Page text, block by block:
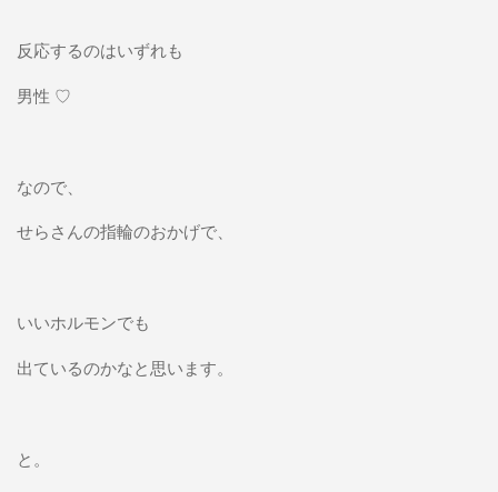
反応するのはいずれも
男性 ♡
なので、
せらさんの指輪のおかげで、
いいホルモンでも
出ているのかなと思います。
と。